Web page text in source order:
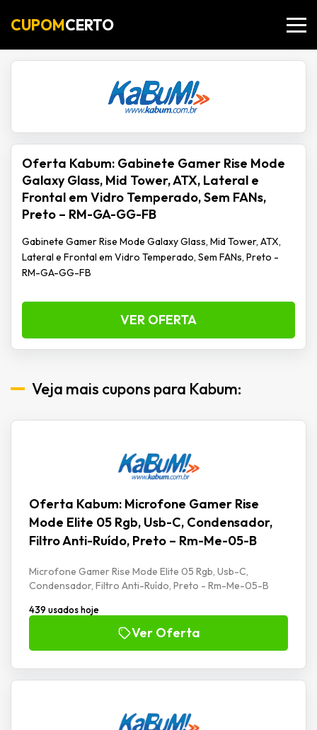
CUPOMCERTO
Oferta Kabum: Gabinete Gamer Rise Mode
Galaxy Glass, Mid Tower, ATX, Lateral e
Frontal em Vidro Temperado, Sem FANs,
Preto – RM-GA-GG-FB
Gabinete Gamer Rise Mode Galaxy Glass, Mid Tower, ATX,
Lateral e Frontal em Vidro Temperado, Sem FANs, Preto -
RM-GA-GG-FB
VER OFERTA
Veja mais cupons para Kabum:
Oferta Kabum: Microfone Gamer Rise
Mode Elite 05 Rgb, Usb-C, Condensador,
Filtro Anti-Ruído, Preto – Rm-Me-05-B
Microfone Gamer Rise Mode Elite 05 Rgb, Usb-C,
Condensador, Filtro Anti-Ruído, Preto - Rm-Me-05-B
439 usados hoje
Ver Oferta